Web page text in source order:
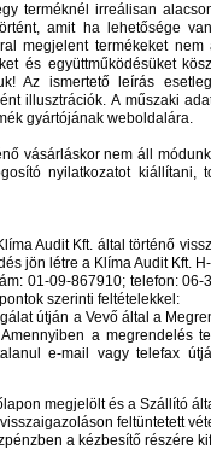
terméknél irreálisan
amit ha lehetősége
megjelent termékeket
és együttműködésüket
Az ismertető leírás
illusztrációk. A műszaki
gyártójának weboldalára.
vásárláskor nem áll
nyilatkozatot kiállítani,
Audit Kft. által történő
jön létre a Klíma Audit Kft.
01-09-867910; telefon:
szerinti feltételekkel:
útján a Vevő által a
a megrendelés
e-mail vagy telefax
megjelölt és a Szállító
feltüntetett
a kézbesítő részére